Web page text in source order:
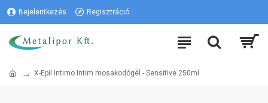
Bejelentkezés Regisztráció
X-Epil Intimo Intim mosakodógél - Sensitive 250ml